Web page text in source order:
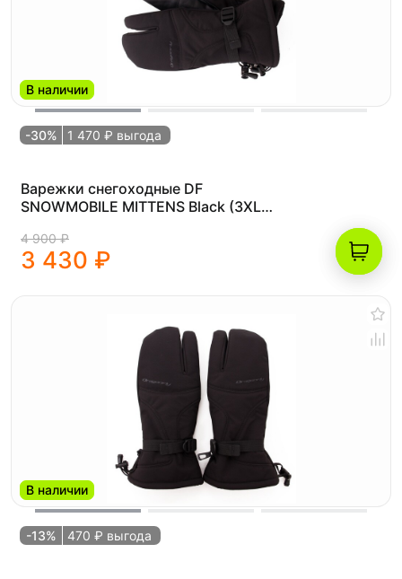
В наличии
-30% 1 470 ₽ выгода
Варежки снегоходные DF
SNOWMOBILE MITTENS Black (3XL
4 900 ₽
3 430 ₽
В наличии
-13% 470 ₽ выгода